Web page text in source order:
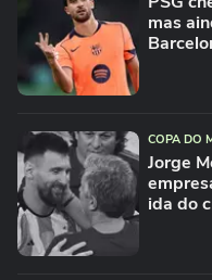
mas
COPA DO
Jorge
ida do